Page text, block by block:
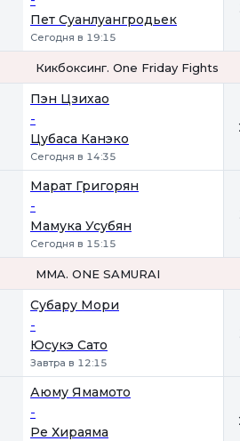
Пет Суанлуангродьек
Сегодня в 19:15
Кикбоксинг. One Friday Fights
Пэн Цзихао
-
Цубаса Канэко
Сегодня в 14:35
Марат Григорян
-
Мамука Усубян
Сегодня в 15:15
MMA. ONE SAMURAI
Субару Мори
-
Юсукэ Сато
Завтра в 12:15
Аюму Ямамото
-
Ре Хираяма